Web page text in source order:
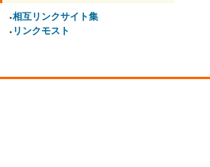
●相互リンクサイト集
● リンクモスト